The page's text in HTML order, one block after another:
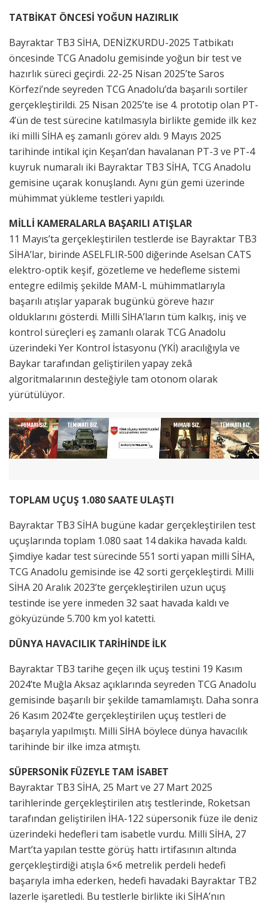
TATBİKAT ÖNCESİ YOĞUN HAZIRLIK
Bayraktar TB3 SİHA, DENİZKURDU-2025 Tatbikatı
öncesinde TCG Anadolu gemisinde yoğun bir test ve
hazırlık süreci geçirdi. 22-25 Nisan 2025’te Saros
Körfezi’nde seyreden TCG Anadolu’da başarılı sortiler
gerçekleştirildi. 25 Nisan 2025’te ise 4. prototip olan PT-
4’ün de test sürecine katılmasıyla birlikte gemide ilk kez
iki milli SİHA eş zamanlı görev aldı. 9 Mayıs 2025
tarihinde intikal için Keşan’dan havalanan PT-3 ve PT-4
kuyruk numaralı iki Bayraktar TB3 SİHA, TCG Anadolu
gemisine uçarak konuşlandı. Aynı gün gemi üzerinde
mühimmat yükleme testleri yapıldı.
MİLLİ KAMERALARLA BAŞARILI ATIŞLAR
11 Mayıs’ta gerçekleştirilen testlerde ise Bayraktar TB3
SİHA’lar, birinde ASELFLIR-500 diğerinde Aselsan CATS
elektro-optik keşif, gözetleme ve hedefleme sistemi
entegre edilmiş şekilde MAM-L mühimmatlarıyla
başarılı atışlar yaparak bugünkü göreve hazır
olduklarını gösterdi. Milli SİHA’ların tüm kalkış, iniş ve
kontrol süreçleri eş zamanlı olarak TCG Anadolu
üzerindeki Yer Kontrol İstasyonu (YKİ) aracılığıyla ve
Baykar tarafından geliştirilen yapay zekâ
algoritmalarının desteğiyle tam otonom olarak
yürütülüyor.
TOPLAM UÇUŞ 1.080 SAATE ULAŞTI
Bayraktar TB3 SİHA bugüne kadar gerçekleştirilen test
uçuşlarında toplam 1.080 saat 14 dakika havada kaldı.
Şimdiye kadar test sürecinde 551 sorti yapan milli SİHA,
TCG Anadolu gemisinde ise 42 sorti gerçekleştirdi. Milli
SİHA 20 Aralık 2023’te gerçekleştirilen uzun uçuş
testinde ise yere inmeden 32 saat havada kaldı ve
gökyüzünde 5.700 km yol katetti.
DÜNYA HAVACILIK TARİHİNDE İLK
Bayraktar TB3 tarihe geçen ilk uçuş testini 19 Kasım
2024’te Muğla Aksaz açıklarında seyreden TCG Anadolu
gemisinde başarılı bir şekilde tamamlamıştı. Daha sonra
26 Kasım 2024’te gerçekleştirilen uçuş testleri de
başarıyla yapılmıştı. Milli SİHA böylece dünya havacılık
tarihinde bir ilke imza atmıştı.
SÜPERSONİK FÜZEYLE TAM İSABET
Bayraktar TB3 SİHA, 25 Mart ve 27 Mart 2025
tarihlerinde gerçekleştirilen atış testlerinde, Roketsan
tarafından geliştirilen İHA-122 süpersonik füze ile deniz
üzerindeki hedefleri tam isabetle vurdu. Milli SİHA, 27
Mart’ta yapılan testte görüş hattı irtifasının altında
gerçekleştirdiği atışla 6×6 metrelik perdeli hedefi
başarıyla imha ederken, hedefi havadaki Bayraktar TB2
lazerle işaretledi. Bu testlerle birlikte iki SİHA’nın